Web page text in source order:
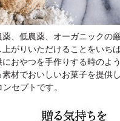
、低農薬、オーガニックの
がりいただけることをいち
おやつを手作りする時のよ
素材でおいしいお菓子を提供
セプトです。